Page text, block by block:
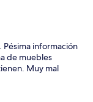
Pésima información
de muebles
Muy mal